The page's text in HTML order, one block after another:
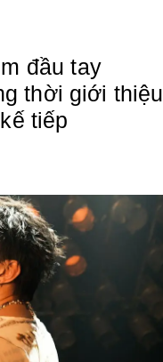
đầu tay
thời giới thiệu
tiếp